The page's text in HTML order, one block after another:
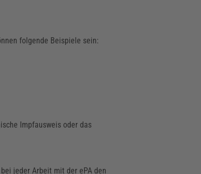
folgende Beispiele sein:
Impfausweis oder das
jeder Arbeit mit der ePA den